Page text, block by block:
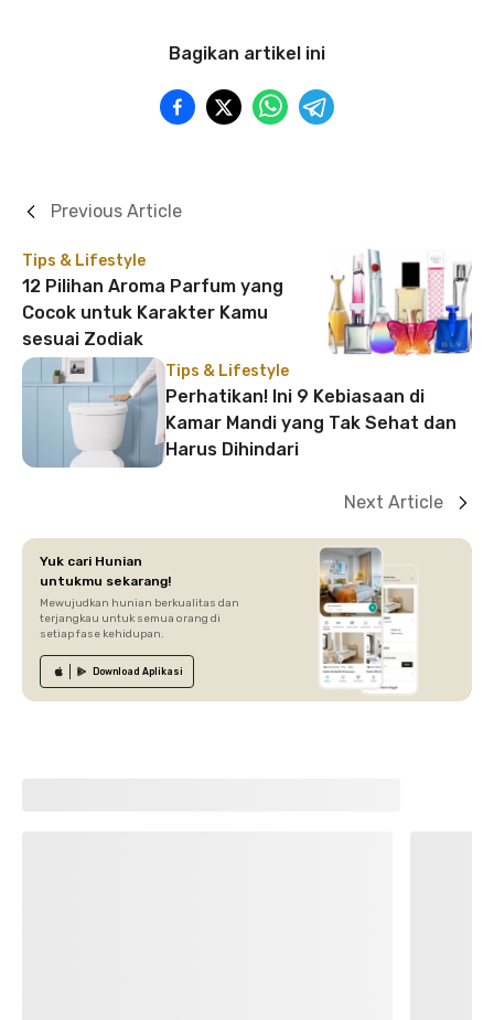
Bagikan artikel ini
Tips & Lifestyle
12 Pilihan Aroma Parfum yang
Cocok untuk Karakter Kamu
sesuai Zodiak
Previous Article
Tips & Lifestyle
Perhatikan! Ini 9 Kebiasaan di
Kamar Mandi yang Tak Sehat dan
Harus Dihindari
Next Article
Yuk cari Hunian
untukmu sekarang!
Mewujudkan hunian berkualitas dan
terjangkau untuk semua orang di
setiap fase kehidupan.
Download Aplikasi